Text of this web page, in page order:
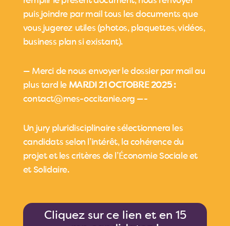
puis joindre par mail tous les documents que
vous jugerez utiles (photos, plaquettes, vidéos,
business plan si existant).
— Merci de nous envoyer le dossier par mail au
plus tard le MARDI 21 OCTOBRE 2025 :
contact@mes-occitanie.org —-
Un jury pluridisciplinaire sélectionnera les
candidats selon l’intérêt, la cohérence du
projet et les critères de l’Économie Sociale et
et Solidaire.
Cliquez sur ce lien et en 15